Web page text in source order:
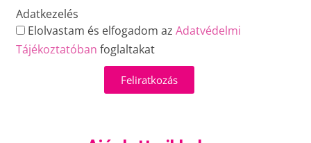
Adatkezelés
Elolvastam és elfogadom azAdatvédelmi
Tájékoztatóban foglaltakat
Feliratkozás